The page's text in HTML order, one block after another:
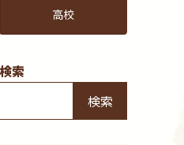
高校
索
検索